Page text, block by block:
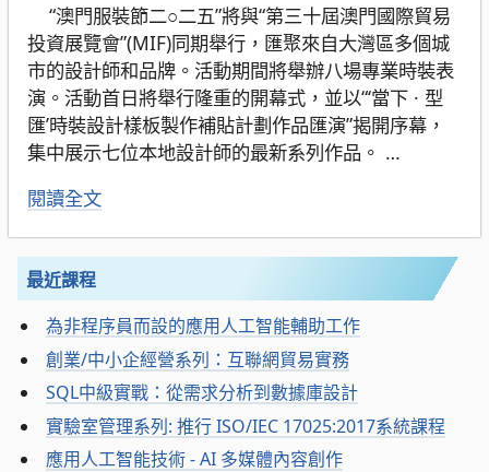
“澳門服裝節二○二五”將與“第三十屆澳門國際貿易
投資展覽會”(MIF)同期舉行，匯聚來自大灣區多個城
市的設計師和品牌。活動期間將舉辦八場專業時裝表
演。活動首日將舉行隆重的開幕式，並以“‘當下 · 型
匯’時裝設計樣板製作補貼計劃作品匯演”揭開序幕，
集中展示七位本地設計師的最新系列作品。 …
閱讀全文
最近課程
為非程序員而設的應用人工智能輔助工作
創業/中小企經營系列：互聯網貿易實務
SQL中級實戰：從需求分析到數據庫設計
實驗室管理系列: 推行 ISO/IEC 17025:2017系統課程
應用人工智能技術 - AI 多媒體內容創作